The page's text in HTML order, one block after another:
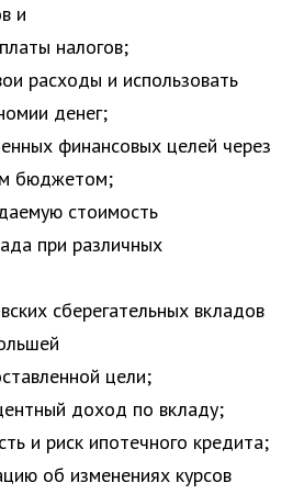
и
налогов;
расходы и использовать
денег;
финансовых целей через
бюджетом;
стоимость
при различных
сберегательных вкладов
цели;
доход по вкладу;
и риск ипотечного кредита;
об изменениях курсов